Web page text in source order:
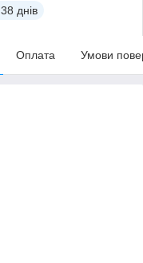
38 днів
Оплата Умови